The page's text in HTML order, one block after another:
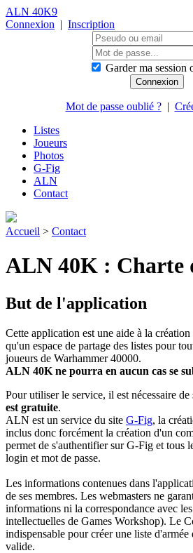
ALN 40K9
Connexion | Inscription
Garder ma session
Mot de passe oublié ?|
Listes
Joueurs
Photos
G-Fig
ALN
Contact
Accueil > Contact
ALN 40K : Charte
But de l'application
Cette application est une aide à la
qu'un espace de partage des listes pour
joueurs de Warhammer 40000.
ALN 40K ne pourra en aucun cas se
Pour utiliser le service, il est nécessaire de
est gratuite.
ALN est un service du site G-Fig, la
inclus donc forcément la création d'un
permet de s'authentifier sur G-Fig et tous
login et mot de passe.
Les informations contenues dans
de ses membres. Les webmasters ne
informations ni la correspondance avec
intellectuelles de Games Workshop). Le
indispensable pour créer une liste
valide.